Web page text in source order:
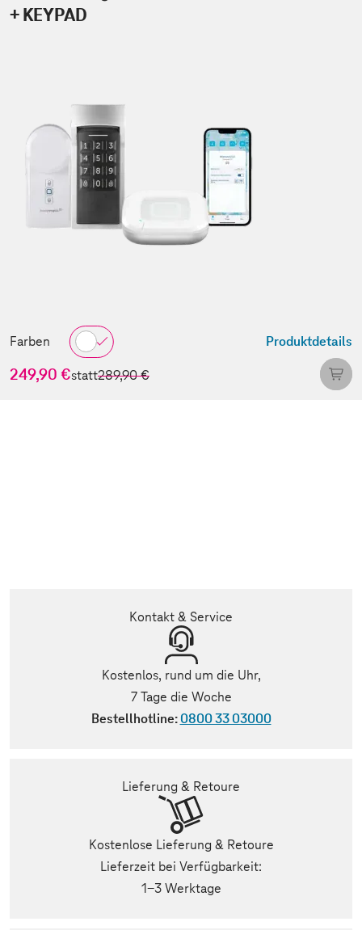
+ KEYPAD
Farben Produktdetails
249,90 €statt289,90 €
Kontakt & Service
Kostenlos, rund um die Uhr,
7 Tage die Woche
Bestellhotline:0800 33 03000
Lieferung & Retoure
Kostenlose Lieferung & Retoure
Lieferzeit bei Verfügbarkeit:
1-3 Werktage